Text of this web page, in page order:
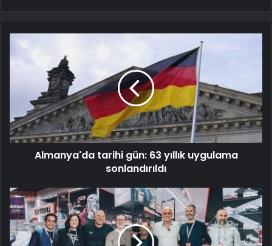
Almanya'da tarihi gün: 63 yıllık uygulama
sonlandırıldı